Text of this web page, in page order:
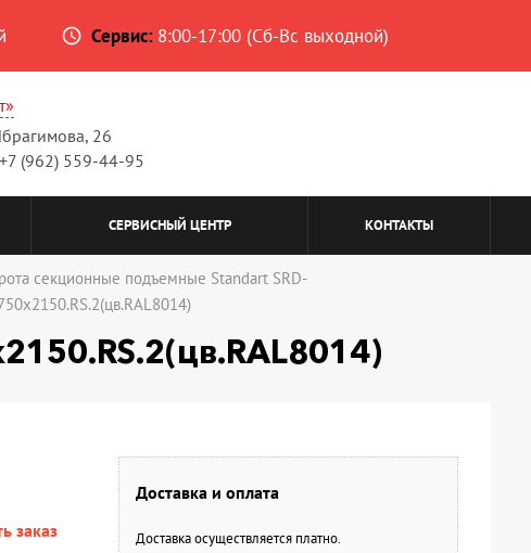
access_time Сервис: 8:00-17:00 (Сб-Вс выходной)
26
(962) 559-44-95
СЕРВИСНЫЙ ЦЕНТР КОНТАКТЫ
секционные подъемные Standart SRD-
заказ
Доставка и оплата
Доставка осуществляется платно.